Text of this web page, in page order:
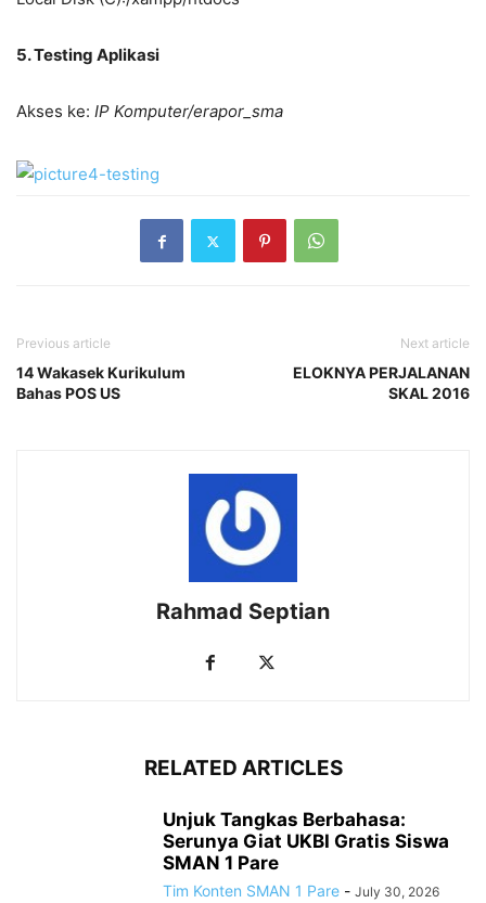
5. Testing Aplikasi
Akses ke: IP Komputer/erapor_sma
Previous article
14 Wakasek Kurikulum
Bahas POS US
Next article
ELOKNYA PERJALANAN
SKAL 2016
Rahmad Septian
RELATED ARTICLES
Unjuk Tangkas Berbahasa:
Serunya Giat UKBI Gratis Siswa
SMAN 1 Pare
Tim Konten SMAN 1 Pare - July 30, 2026